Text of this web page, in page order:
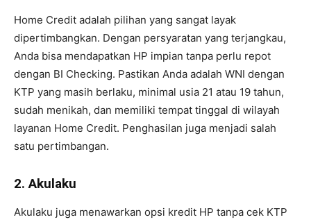
Home Credit adalah pilihan yang sangat layak
dipertimbangkan. Dengan persyaratan yang terjangkau,
Anda bisa mendapatkan HP impian tanpa perlu repot
dengan BI Checking. Pastikan Anda adalah WNI dengan
KTP yang masih berlaku, minimal usia 21 atau 19 tahun,
sudah menikah, dan memiliki tempat tinggal di wilayah
layanan Home Credit. Penghasilan juga menjadi salah
satu pertimbangan.
2. Akulaku
Akulaku juga menawarkan opsi kredit HP tanpa cek KTP